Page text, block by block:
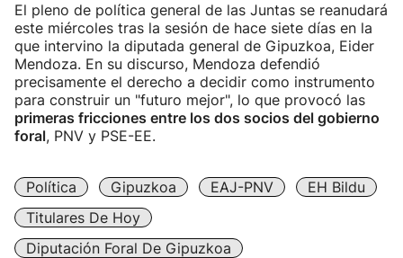
El pleno de política general de las Juntas se reanudará
este miércoles tras la sesión de hace siete días en la
que intervino la diputada general de Gipuzkoa, Eider
Mendoza. En su discurso, Mendoza defendió
precisamente el derecho a decidir como instrumento
para construir un "futuro mejor", lo que provocó las
primeras fricciones entre los dos socios del gobierno
foral, PNV y PSE-EE.
Política Gipuzkoa EAJ-PNV
EH Bildu
Titulares De Hoy
Diputación Foral De Gipuzkoa